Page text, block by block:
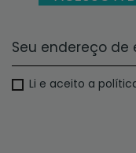
Li e aceito a